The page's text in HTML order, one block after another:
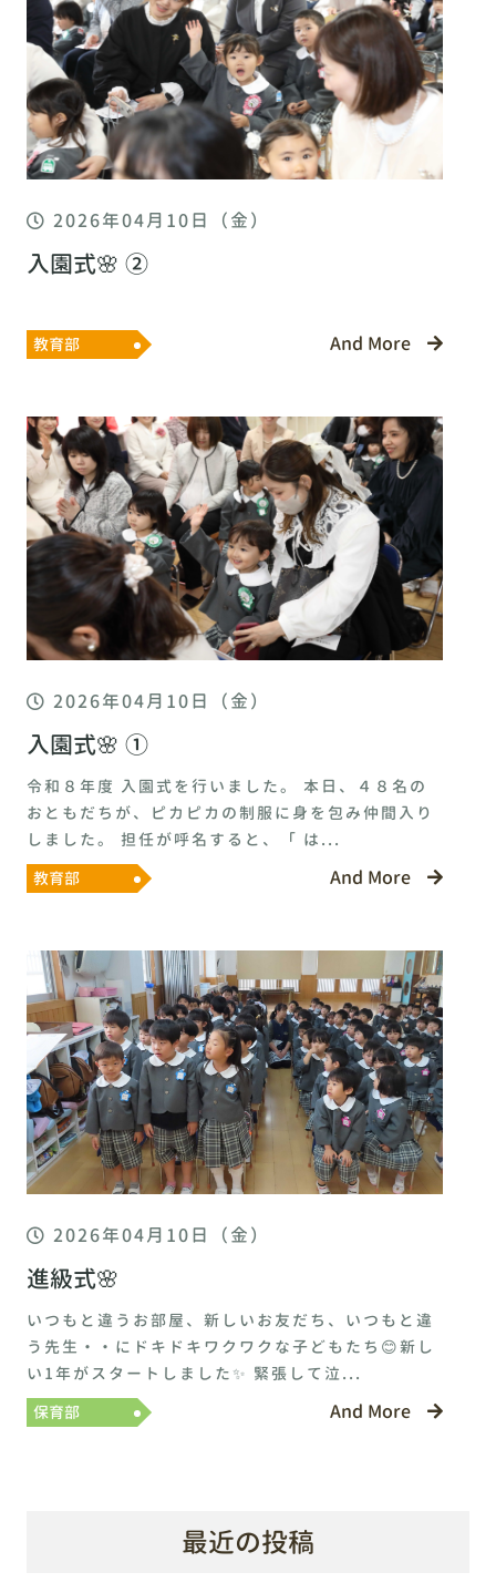
2026年04月10日（金）
入園式🌸 ②
教育部 And More
2026年04月10日（金）
入園式🌸 ①
令和８年度 入園式を行いました。 本日、４８名の
おともだちが、ピカピカの制服に身を包み仲間入り
しました。 担任が呼名すると、「 は...
教育部
And More
2026年04月10日（金）
進級式🌸
いつもと違うお部屋、新しいお友だち、いつもと違
う先生・・にドキドキワクワクな子どもたち😊新し
い1年がスタートしました✨ 緊張して泣...
保育部
And More
最近の投稿